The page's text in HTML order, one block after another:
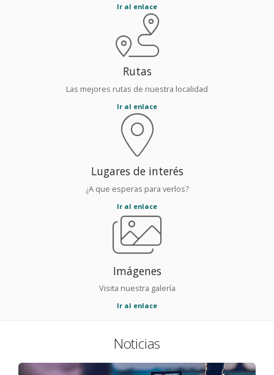
Ir al enlace
Rutas
Las mejores rutas de nuestra localidad
Ir al enlace
Lugares de interés
¿A que esperas para verlos?
Ir al enlace
Imágenes
Visita nuestra galería
Ir al enlace
Noticias